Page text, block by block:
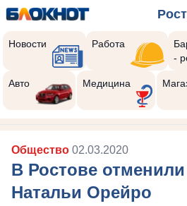
Новости Работа
-
Авто Медицина
Общество 02.03.2020
В Ростове
Натальи Орейро